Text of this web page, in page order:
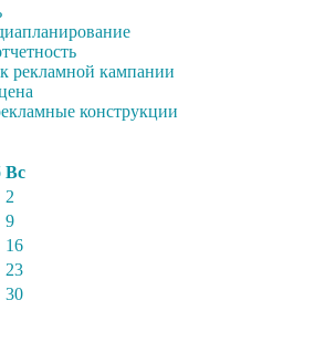
рекламной кампании
конструкции
Вс
2
9
16
23
30